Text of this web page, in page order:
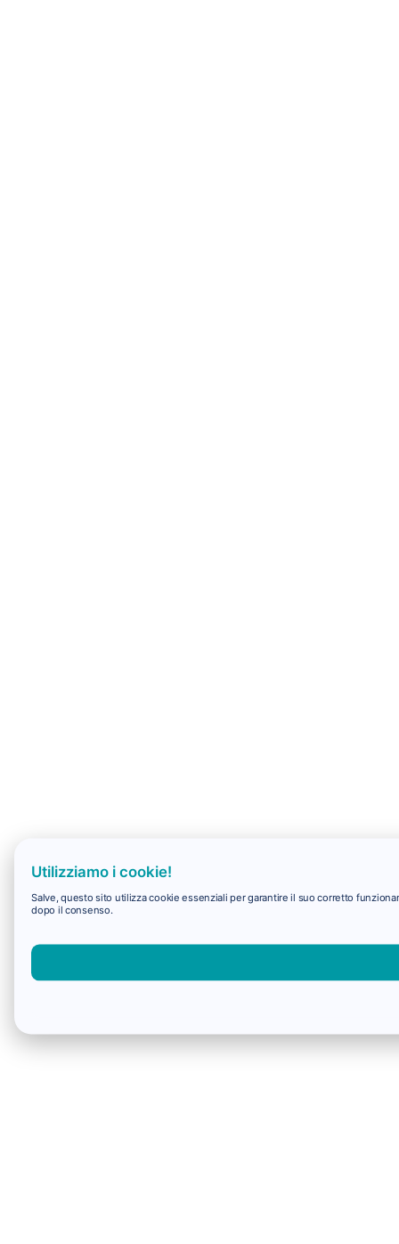
Utilizziamo i cookie!
Salve, questo sito utilizza cookie essenziali per garantire il suo corretto
dopo il consenso.